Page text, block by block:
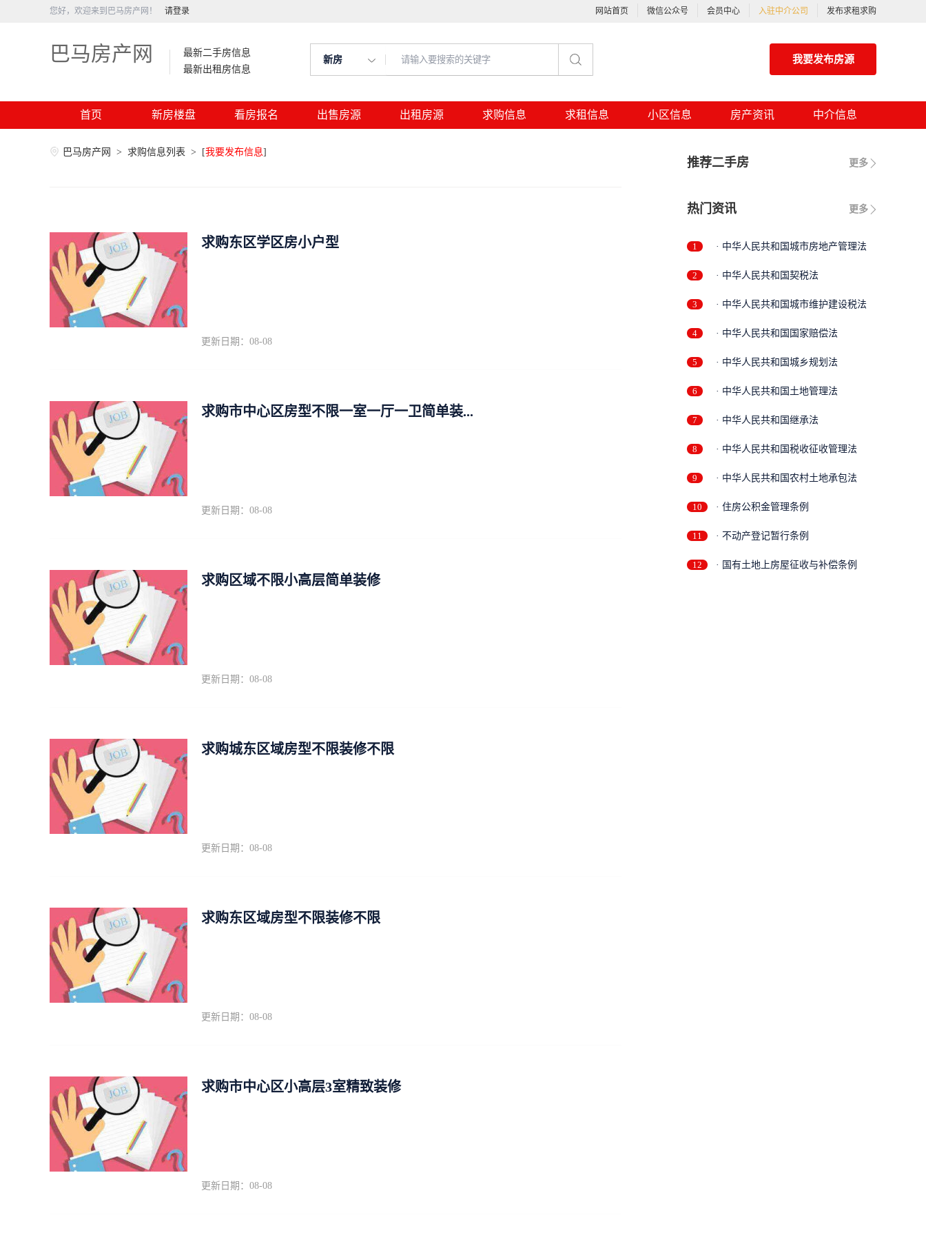
您好，欢迎来到巴马房产网！ 请登录 网站首页 微信公众号 会员中心 入驻中介公司 发布求租求购
巴马房产网
最新二手房信息
最新出租房信息
新房 我要发布房源
首页 新房楼盘 看房报名 出售房源 出租房源 求购信息 求租信息 小区信息 房产资讯 中介信息
巴马房产网 > 求购信息列表 > [我要发布信息]
求购东区学区房小户型
更新日期：08-08
求购市中心区房型不限一室一厅一卫简单装...
更新日期：08-08
求购区域不限小高层简单装修
更新日期：08-08
求购城东区域房型不限装修不限
更新日期：08-08
求购东区域房型不限装修不限
更新日期：08-08
求购市中心区小高层3室精致装修
更新日期：08-08
更多
推荐二手房
更多
热门资讯
1 · 中华人民共和国城市房地产管理法
2 · 中华人民共和国契税法
3 · 中华人民共和国城市维护建设税法
4 · 中华人民共和国国家赔偿法
5 · 中华人民共和国城乡规划法
6 · 中华人民共和国土地管理法
7 · 中华人民共和国继承法
8 · 中华人民共和国税收征收管理法
9 · 中华人民共和国农村土地承包法
10 · 住房公积金管理条例
11 · 不动产登记暂行条例
12 · 国有土地上房屋征收与补偿条例